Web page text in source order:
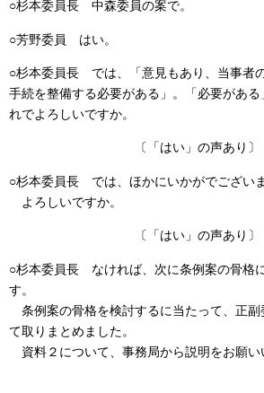
○杉本委員長 中森委員の案で。
○芳野委員 はい。
○杉本委員長 では、「意見もあり、当事者
手続を整備する必要がある」。「必要があ
れでよろしいですか。
〔「はい」の声あり〕
○杉本委員長 では、ほかにいかがでござい
よろしいですか。
〔「はい」の声あり〕
○杉本委員長 なければ、次に条例案の骨格
す。
条例案の骨格を検討するに当たって、正副
て取りまとめました。
資料２について、事務局から説明をお願い
（事務局